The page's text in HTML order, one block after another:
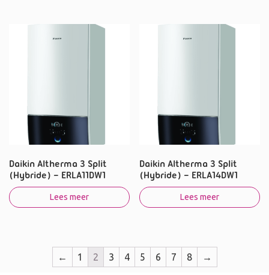
Daikin Altherma 3 Split
(Hybride) – ERLA11DW1
Lees meer
Daikin Altherma 3 Split
(Hybride) – ERLA14DW1
Lees meer
← 1 2 3 4 5 6 7 8 →